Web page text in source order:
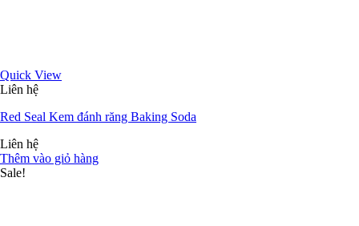
Quick View
Liên hệ
Red Seal Kem đánh răng Baking Soda
Liên hệ
Thêm vào giỏ hàng
Sale!